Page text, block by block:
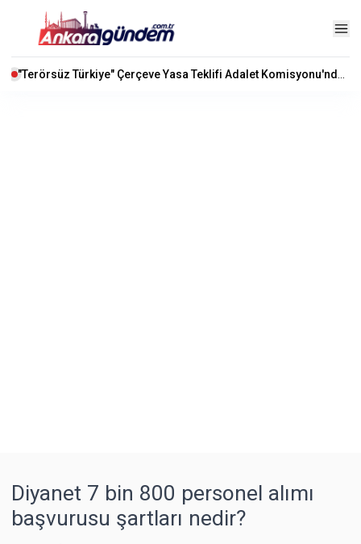
Diyanet 7 bin 800 personel alımı
başvurusu şartları nedir?